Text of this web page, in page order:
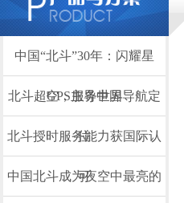
中国“北斗”30年：闪耀星
空，服务世界
北斗超GPS主导中国导航定
位
北斗授时服务能力获国际认
可
中国北斗成为夜空中最亮的